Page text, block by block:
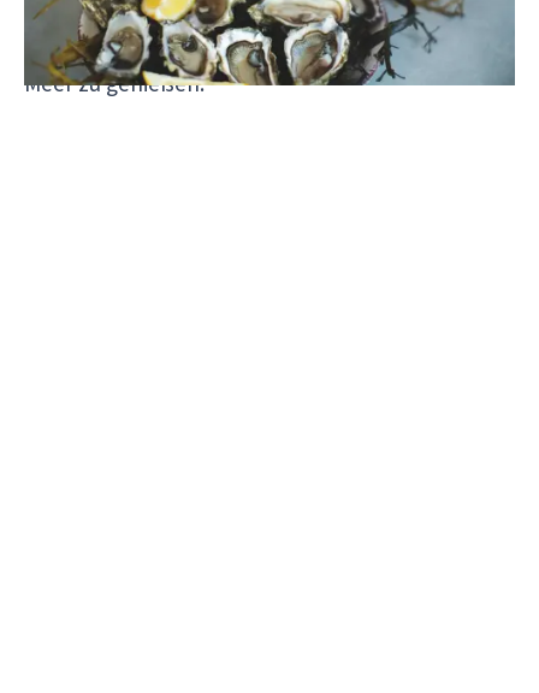
einem Glas Weißwein, Austern und netter
Gesellschaft den Sonnenuntergang über dem
Meer zu genießen.